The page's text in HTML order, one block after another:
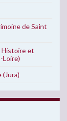
de Saint
Histoire et
Loire)